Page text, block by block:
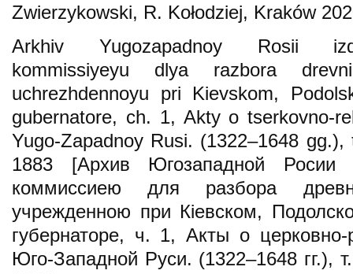
Zwierzykowski, R. Kołodziej, Kraków
Arkhiv Yugozapadnoy Rosii
kommissiyeyu dlya razbora
uchrezhdennoyu pri Kіevskom,
gubernatore, ch. 1, Akty o tserkovno-
Yugo-Zapadnoy Rusi. (1322–1648
1883 [Архив Югозападной Росии
коммиссиею для разбора
учрежденною при Кіевском,
губернаторе, ч. 1, Акты о церковно-
Юго-Западной Руси. (1322–1648 гг.),